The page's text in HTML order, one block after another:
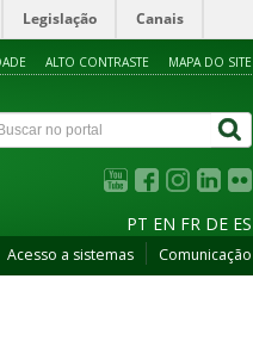
Legislação Canais
ALTO CONTRASTE MAPA DO SITE
PT EN FR DE ES
Acesso a sistemas Comunicação